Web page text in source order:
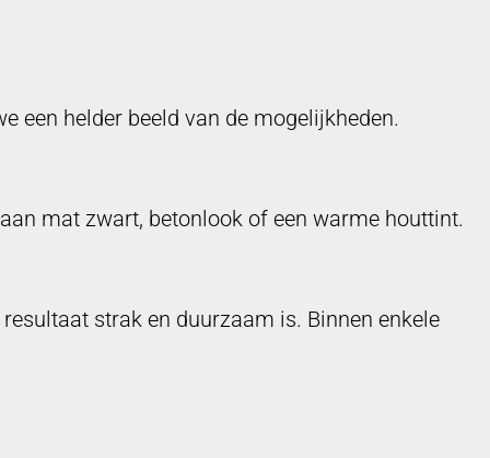
een helder beeld van de mogelijkheden.
mat zwart, betonlook of een warme houttint.
strak en duurzaam is. Binnen enkele